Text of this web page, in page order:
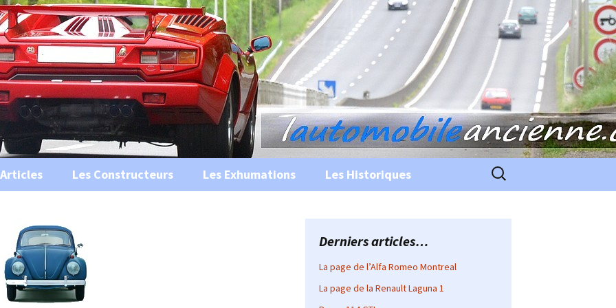
Ancienne
historiques …
évènements
musées
Les Constructeurs Les Exhumations Les Historiques Rechercher :
Derniers articles…
La page de l’Alfa Romeo Montreal
La page de la Renault Laguna 1